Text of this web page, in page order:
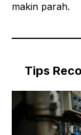
makin parah.
Tips